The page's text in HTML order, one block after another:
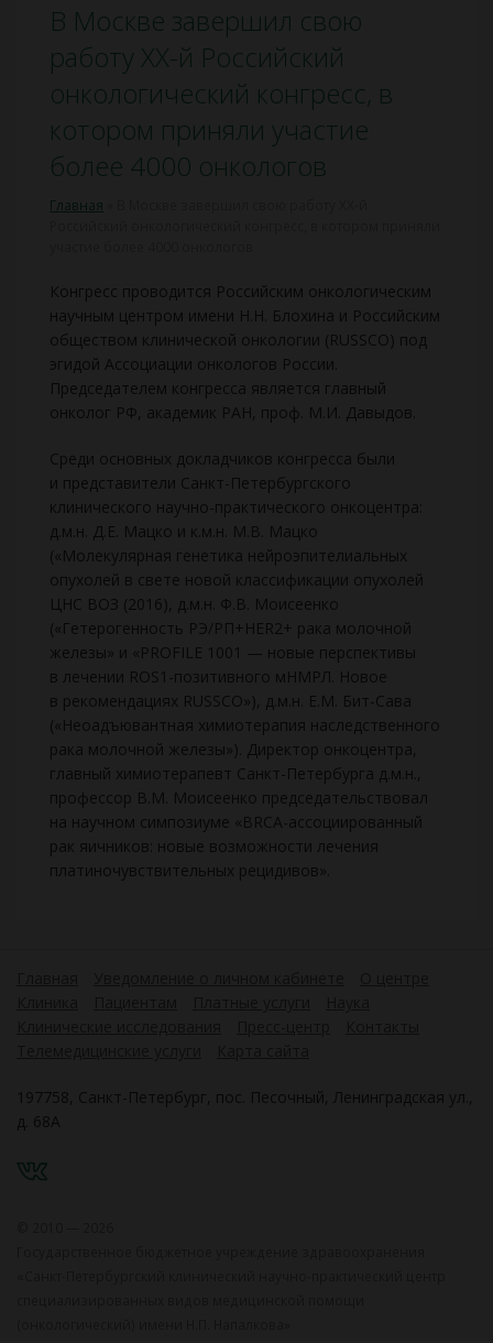
В Москве завершил свою
работу ХХ-й Российский
онкологический конгресс, в
котором приняли участие
более 4000 онкологов
Главная
Конгресс проводится Российским онкологическим
научным центром имени Н.Н. Блохина и Российским
обществом клинической онкологии (RUSSCO) под
эгидой Ассоциации онкологов России.
Председателем конгресса является главный
онколог РФ, академик РАН, проф. М.И. Давыдов.
Среди основных докладчиков конгресса были
и представители Санкт-Петербургского
клинического научно-практического онкоцентра:
д.м.н. Д.Е. Мацко и к.м.н. М.В. Мацко
(«Молекулярная генетика нейроэпителиальных
опухолей в свете новой классификации опухолей
ЦНС ВОЗ (2016), д.м.н. Ф.В. Моисеенко
(«Гетерогенность РЭ/РП+HER2+ рака молочной
железы» и «PROFILE 1001 — новые перспективы
в лечении ROS1-позитивного мНМРЛ. Новое
в рекомендациях RUSSCO»), д.м.н. Е.М. Бит-Сава
(«Неоадъювантная химиотерапия наследственного
рака молочной железы»). Директор онкоцентра,
главный химиотерапевт Санкт-Петербурга д.м.н.,
профессор В.М. Моисеенко председательствовал
на научном симпозиуме «BRCA-ассоциированный
рак яичников: новые возможности лечения
платиночувствительных рецидивов».
197758, Санкт-Петербург, пос. Песочный, Ленинградская ул.,
д. 68А